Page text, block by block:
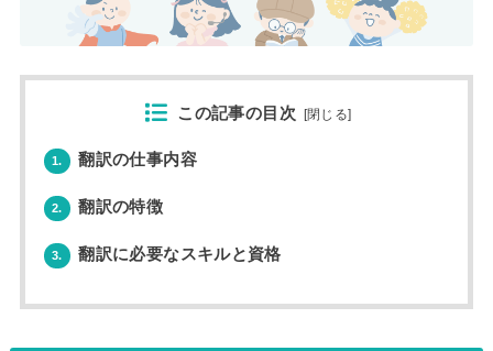
この記事の目次 [閉じる]
1. 翻訳の仕事内容
2. 翻訳の特徴
3. 翻訳に必要なスキルと資格